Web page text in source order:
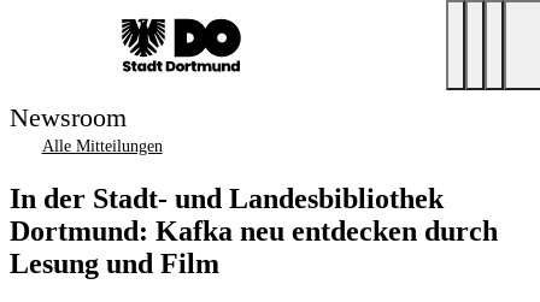
Newsroom
Alle Mitteilungen
In der Stadt- und Landesbibliothek
Dortmund: Kafka neu entdecken durch
Lesung und Film